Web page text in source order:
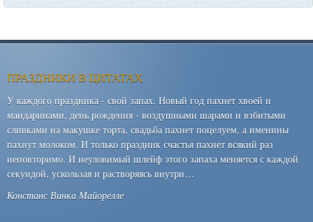
ПРАЗДНИКИ В ЦИТАТАХ
У каждого праздника - свой запах. Новый год пахнет хвоей и
мандаринами, день рождения - воздушными шарами и взбитыми
сливками на макушке торта, свадьба пахнет поцелуем, а именины
пахнут молоком. И только праздник счастья пахнет всякий раз
неповторимо. И неуловимый шлейф этого запаха меняется с каждой
секундой, ускользая и растворяясь внутри…
Констанс Винка Майорелле